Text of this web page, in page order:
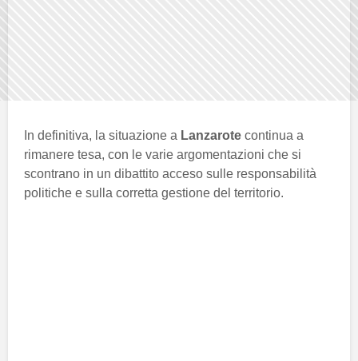
In definitiva, la situazione a Lanzarote continua a
rimanere tesa, con le varie argomentazioni che si
scontrano in un dibattito acceso sulle responsabilità
politiche e sulla corretta gestione del territorio.